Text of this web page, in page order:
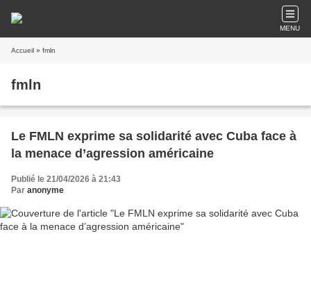
MENU
Accueil » fmln
fmln
Le FMLN exprime sa solidarité avec Cuba face à
la menace d’agression américaine
Publié le 21/04/2026 à 21:43
Par anonyme